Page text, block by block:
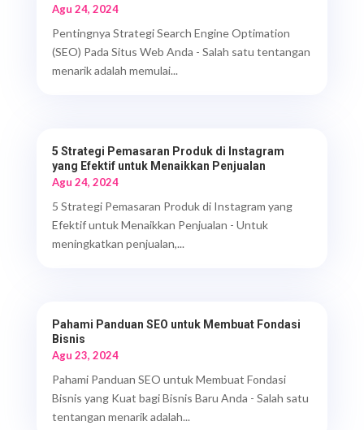
Agu 24, 2024
Pentingnya Strategi Search Engine Optimation
(SEO) Pada Situs Web Anda - Salah satu tentangan
menarik adalah memulai...
5 Strategi Pemasaran Produk di Instagram
yang Efektif untuk Menaikkan Penjualan
Agu 24, 2024
5 Strategi Pemasaran Produk di Instagram yang
Efektif untuk Menaikkan Penjualan - Untuk
meningkatkan penjualan,...
Pahami Panduan SEO untuk Membuat Fondasi
Bisnis
Agu 23, 2024
Pahami Panduan SEO untuk Membuat Fondasi
Bisnis yang Kuat bagi Bisnis Baru Anda - Salah satu
tentangan menarik adalah...